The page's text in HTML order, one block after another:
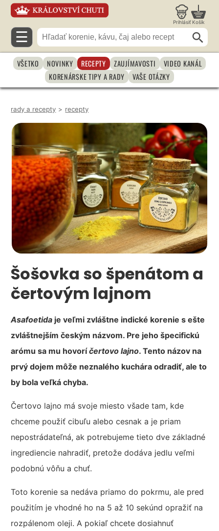
Prihlásiť Košík
☰
VŠETKO NOVINKY RECEPTY ZAUJÍMAVOSTI
VIDEO KANÁL
KORENÁRSKE TIPY A RADY
VAŠE OTÁZKY
rady a recepty > recepty
Šošovka so špenátom a
čertovým lajnom
Asafoetida je veľmi zvláštne indické korenie s ešte
zvláštnejším českým názvom. Pre jeho špecifickú
arómu sa mu hovoríčertovo lajno. Tento názov na
prvý dojem môže neznalého kuchára odradiť, ale to
by bola veľká chyba.
Čertovo lajno má svoje miesto všade tam, kde
chceme použiť cibuľu alebo cesnak a je priam
nepostrádateľná, ak potrebujeme tieto dve základné
ingrediencie nahradiť, pretože dodáva jedlu veľmi
podobnú vôňu a chuť.
Toto korenie sa nedáva priamo do pokrmu, ale pred
použitím je vhodné ho na 5 až 10 sekúnd opražiť na
rozpálenom oleji. A pokiaľ chcete dosiahnuť